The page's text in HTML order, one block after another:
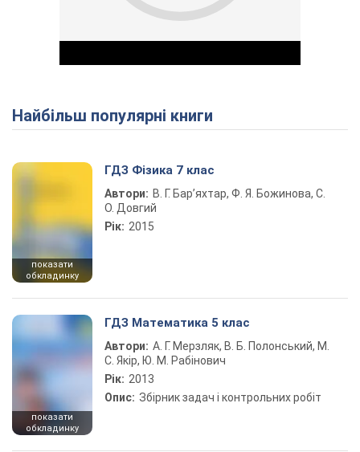
Play Video
Найбільш популярні книги
показати
обкладинку
ГДЗ Фізика 7 клас
Автори: В. Г. Бар’яхтар, Ф. Я. Божинова, С.
О. Довгий
Рік: 2015
показати
обкладинку
ГДЗ Математика 5 клас
Автори: А. Г. Мерзляк, В. Б. Полонський, М.
С. Якір, Ю. М. Рабінович
Рік: 2013
Опис: Збірник задач і контрольних робіт